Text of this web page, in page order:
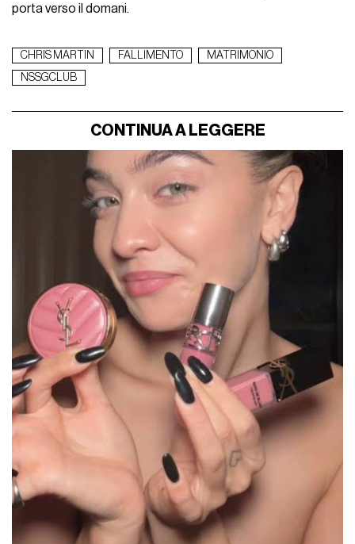
porta verso il domani.
CHRIS MARTIN FALLIMENTO
MATRIMONIO
NSSGCLUB
CONTINUA A LEGGERE